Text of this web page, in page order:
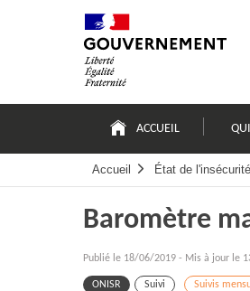
principale
ACCUEIL
Accueil État de
Baromètre
Publié le 18/06/2019 - Mis à jour le
ONISR Suivi Suivis